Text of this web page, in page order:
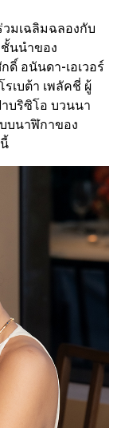
วมเฉลิมฉลองกับ
นนำของ
ดิ์ อนันดา-เอเวอร์
เบต้า เพลัคชี่ ผู้
าบริซิโอ บวนนา
บนาฬิกาของ